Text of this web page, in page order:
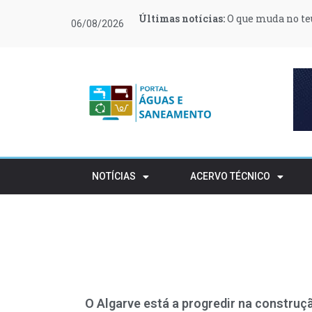
06/08/2026 Últimas notícias:O que muda no
Últimas notícias:Moeve e
Últimas notícias:Novas regras
Últimas notícias:Retalho e
Últimas notícias:Procura de
Últimas notícias:Várias zonas de
NOTÍCIAS ACERVO TÉCNICO
O Algarve está a progredir na